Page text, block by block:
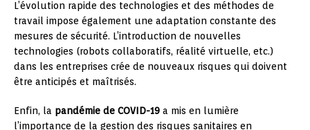
L’évolution rapide des technologies et des méthodes de
travail impose également une adaptation constante des
mesures de sécurité. L’introduction de nouvelles
technologies (robots collaboratifs, réalité virtuelle, etc.)
dans les entreprises crée de nouveaux risques qui doivent
être anticipés et maîtrisés.
Enfin, la pandémie de COVID-19 a mis en lumière
l’importance de la gestion des risques sanitaires en